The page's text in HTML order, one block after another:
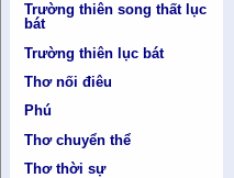
Trường thiên song thất lục
bát
Trường thiên lục bát
Thơ nối điêu
Phú
Thơ chuyển thể
Thơ thời sự